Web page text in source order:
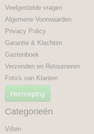
Veelgestelde vragen
Algemene Voorwaarden
Privacy Policy
Garantie & Klachten
Gastenboek
Verzenden en Retourneren
Foto's van Klanten
Herroeping
Categorieën
Vilten